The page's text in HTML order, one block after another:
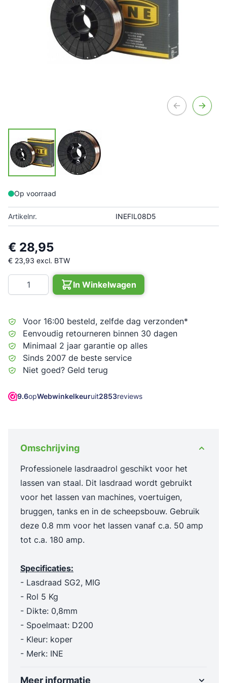
Op voorraad
Artikelnr. INEFIL08D5
€ 28,95
€ 23,93 excl. BTW
Aantal
In Winkelwagen
Voor 16:00 besteld, zelfde dag verzonden*
Eenvoudig retourneren binnen 30 dagen
Minimaal 2 jaar garantie op alles
Sinds 2007 de beste service
Niet goed? Geld terug
9.6opWebwinkelkeuruit2853reviews
Omschrijving
Professionele lasdraadrol geschikt voor het
lassen van staal. Dit lasdraad wordt gebruikt
voor het lassen van machines, voertuigen,
bruggen, tanks en in de scheepsbouw. Gebruik
deze 0.8 mm voor het lassen vanaf c.a. 50 amp
tot c.a. 180 amp.
Specificaties:
- Lasdraad SG2, MIG
- Rol 5 Kg
- Dikte: 0,8mm
- Spoelmaat: D200
- Kleur: koper
- Merk: INE
Meer informatie